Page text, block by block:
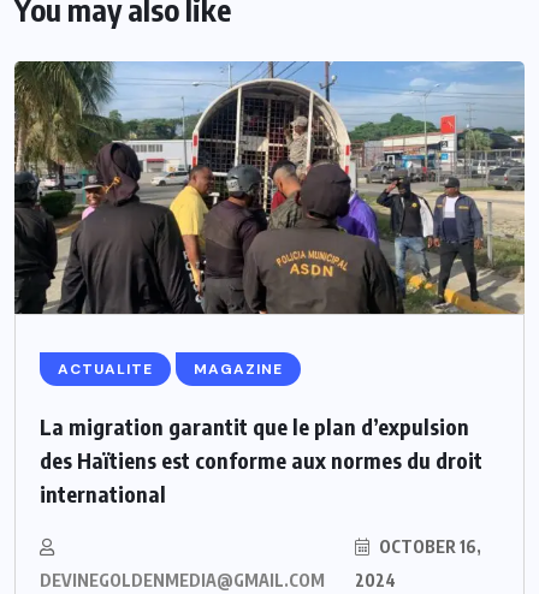
You may also like
ACTUALITE MAGAZINE
La migration garantit que le plan d’expulsion
des Haïtiens est conforme aux normes du droit
international
DEVINEGOLDENMEDIA@GMAIL.COM
OCTOBER 16,
2024